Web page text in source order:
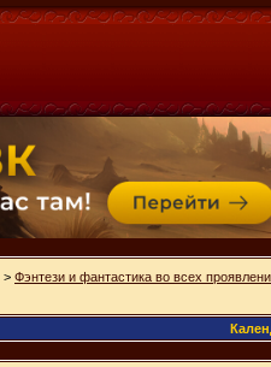
> Фэнтези и фантастика во всех